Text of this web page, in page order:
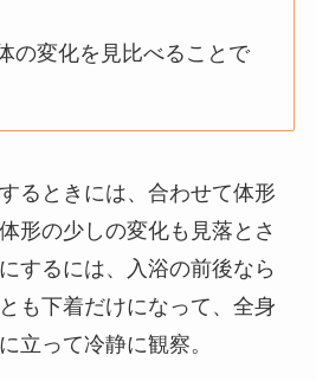
の変化を見比べることで
るときには、合わせて体形
形の少しの変化も見落とさ
するには、入浴の前後なら
も下着だけになって、全身
立って冷静に観察。